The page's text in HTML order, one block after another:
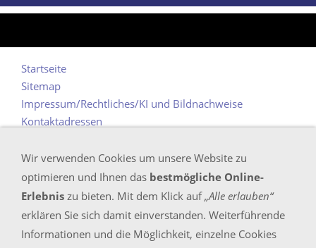
Startseite
Sitemap
Impressum/Rechtliches/KI und Bildnachweise
Kontaktadressen
Bundesweit (Inland) kostenlos erreichbar unter
Tel.: 0800 - 30 50 757
E-Mailinfo@proof-management.de
Wir verwenden Cookies um unsere Website zu
optimieren und Ihnen das bestmögliche Online-
Erlebnis zu bieten. Mit dem Klick auf„Alle erlauben“
erklären Sie sich damit einverstanden. Weiterführende
Informationen und die Möglichkeit, einzelne Cookies